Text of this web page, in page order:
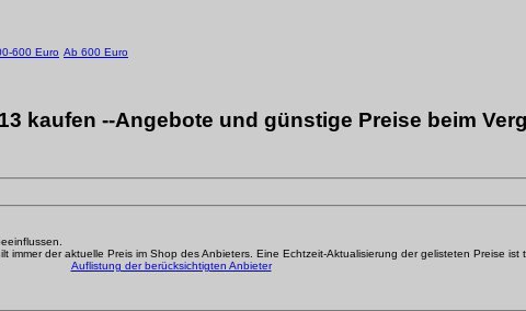
600 Euro Ab 600 Euro
kaufen --Angebote und günstige Preise beim
der aktuelle Preis im Shop des Anbieters. Eine Echtzeit-Aktualisierung der gelisteten Preise ist
Auflistung der berücksichtigten Anbieter